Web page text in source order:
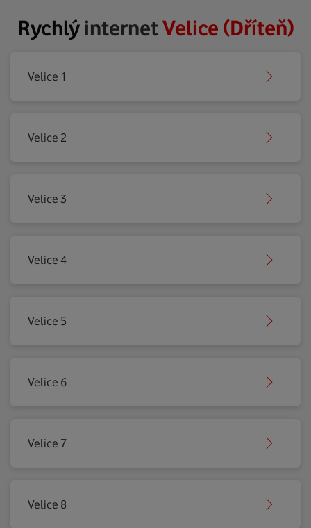
RychlýinternetVelice (Dříteň)
Velice 1
Velice 2
Velice 3
Velice 4
Velice 5
Velice 6
Velice 7
Velice 8